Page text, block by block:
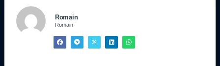
Romain
Romain